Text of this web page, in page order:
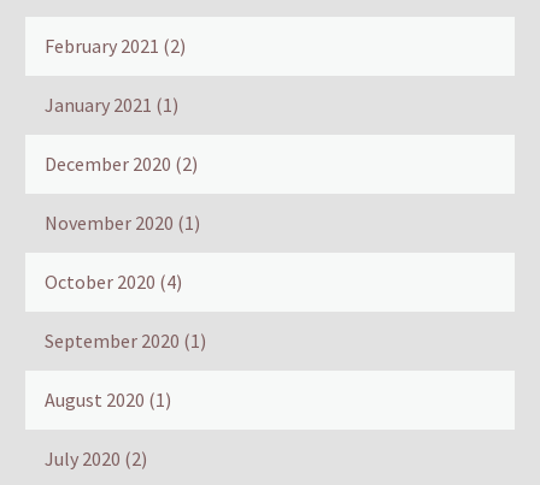
February 2021 (2)
January 2021 (1)
December 2020 (2)
November 2020 (1)
October 2020 (4)
September 2020 (1)
August 2020 (1)
July 2020 (2)